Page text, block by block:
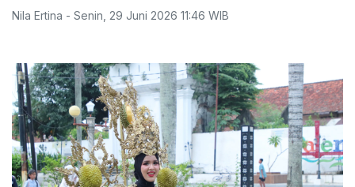
Nila Ertina - Senin 29 Juni 2026 11:46 WIB